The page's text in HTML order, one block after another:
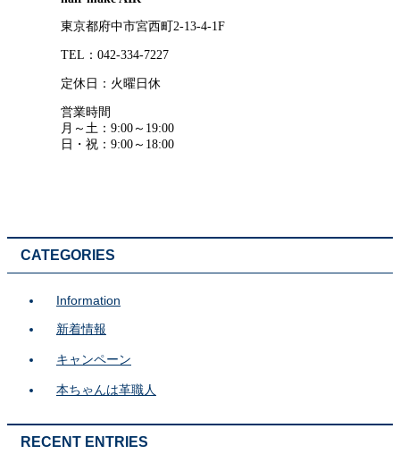
東京都府中市宮西町2-13-4-1F
TEL：042-334-7227
定休日：火曜日休
営業時間
月～土：9:00～19:00
日・祝：9:00～18:00
CATEGORIES
Information
新着情報
キャンペーン
本ちゃんは革職人
RECENT ENTRIES